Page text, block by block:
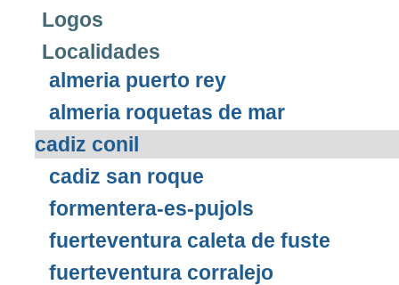
Logos
Localidades
almeria puerto rey
almeria roquetas de mar
cadiz conil
cadiz san roque
formentera-es-pujols
fuerteventura caleta de fuste
fuerteventura corralejo